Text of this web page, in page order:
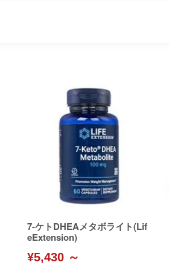
7-ケトDHEAメタボライト(Lif
eExtension)
¥5,430 ～